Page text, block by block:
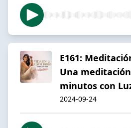
E161:
Una
minutos con
2024-09-24